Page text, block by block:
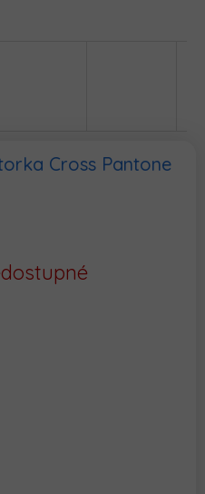
Cross Pantone